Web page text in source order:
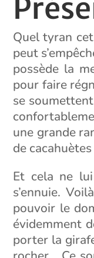
Quel tyran
peut
possède la
pour faire
se
une grande
de
Et cela ne
s’ennuie.
pouvoir le
évidemment
porter la